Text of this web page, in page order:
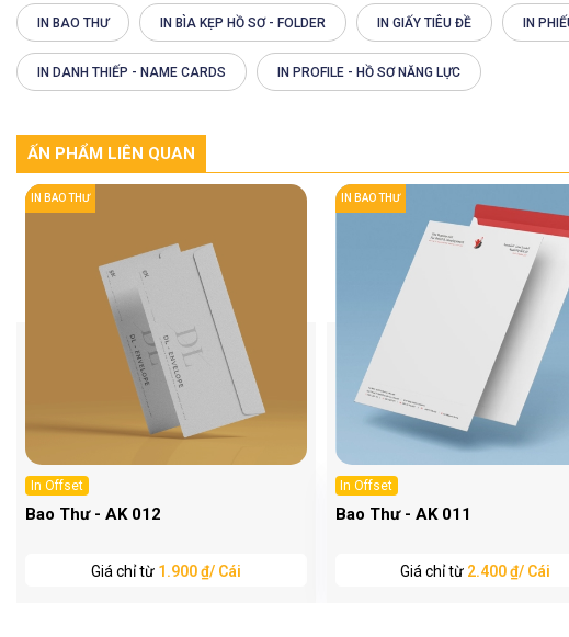
IN BAO THƯ IN BÌA KẸP HỒ SƠ - FOLDER IN GIẤY TIÊU ĐỀ IN
IN DANH THIẾP - NAME CARDS IN PROFILE - HỒ SƠ NĂNG LỰC
ẤN PHẨM LIÊN QUAN
IN BAO THƯ
In Offset
Bao Thư - AK 012
Giá chỉ từ 1.900 ₫/ Cái
IN BAO THƯ
In Offset
Bao Thư - AK 011
Giá chỉ từ 2.400 ₫/ Cái